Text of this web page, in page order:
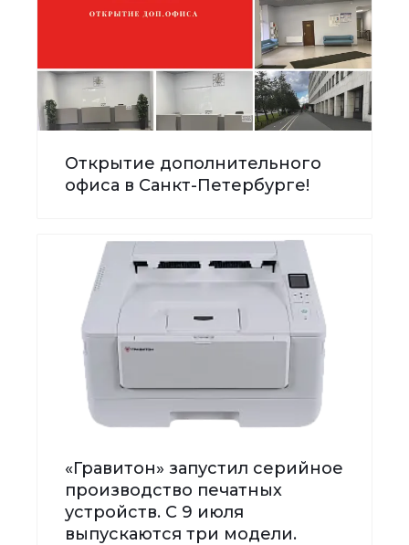
Открытие дополнительного
офиса в Санкт-Петербурге!
«Гравитон» запустил серийное
производство печатных
устройств. С 9 июля
выпускаются три модели.